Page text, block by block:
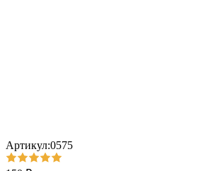
Артикул:0575